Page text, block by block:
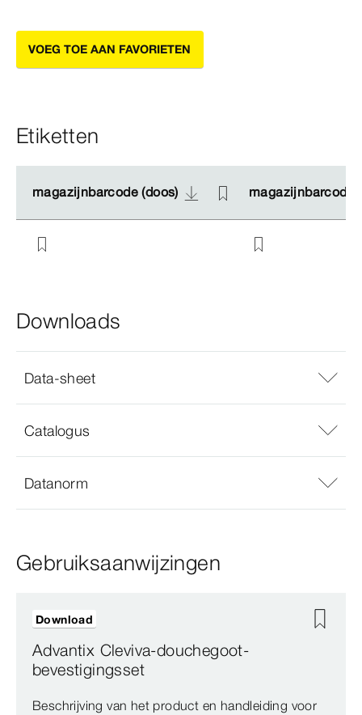
VOEG TOE AAN FAVORIETEN
Etiketten
magazijnbarcode (doos) magazijnbarcode
magazijnbarcode (doos) magazijnbarcode
Downloads
Data-sheet
Catalogus
Datanorm
Gebruiksaanwijzingen
Advantix Cleviva-douchegoot-
bevestigingsset
Beschrijving van het product en handleiding voor
Download